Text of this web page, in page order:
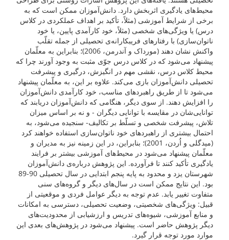
محیط‌های یادگیری اثربخش دارد. دانش‌آموزان ممکن است که به
برخی از شرایط آموزشی (مثلاً، تأکید بر اهداف عملکردی در کلاس
درس) یا ویژگی‌های شخصی (مثلاً، خود کارآمدی پایین، یا خود
ناتوان‌سازی) با رفتارهای فریبکارانه‌ی تحصیلی از جمله تقلّب
واکنش نشان دهند (مورداک و آندرمن، 2006)؛ بنابراین به معلّمان
پیشنهاد می‌شود که در کلاس درس جوّی مثبت به وجود آورند چرا که
محیط کلاس درس، نقشی مهم در انگیزش، درگیری و پیشرفت
تحصیلی دانش‌آموزان بازی می‌کند. علاوه بر این، به معلّمان پیشنهاد
می‌شود تا از طریق راهبردهای مناسب، خود کارآمدی دانش‌آموزان
را افزایش دهند. از سوی دیگر، هنگامی که دانش‌آموزان دریابند که
توانایی‌شان در مقایسه با توانایی دیگران - و نه بر اساس میزان
تلاش، پیشرفت شخصی و تسلّط بر تکالیف- سنجیده می‌شود، به
احتمال بیشتری از راهبردهای خود ناتوان‌سازی استفاده خواهند کرد
(میدگلی و اُردن، 2001)؛ بنابراین، در این زمینه نیز به مدیران و
معلّمان پیشنهاد می‌شود در محیط‌های آموزشی بیشتر بر فرایند
یادگیری تأکید کنند تا فرآورده. این پژوهش درباره‌ی دانش‌آموزان
شهرستان یزد و محدود به پایه پنجم ابتدایی در سال تحصیلی 90-89
بود. این نتایج ممکن است در سال‌های دیگر و گروه‌های سنی
متفاوت تغییر یابد. عدم توجه به دیگر عوامل فردی و موقعیتی از
قبیل: ویژگی‌های شخصیتی، وضعیت تحصیلی، دسترسی به امکانات
و منابع آموزشی، شیوه‌های تدریس و ارزشیابی از محدودیت‌های
دیگر پژوهش حاضر است. پیشنهاد می‌شود در پژوهش‌های بعدی این
موارد مورد توجه قرار گیرد.